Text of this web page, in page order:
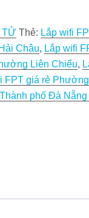
TỬ Thẻ: Lắp wifi
Châu, Lắp wifi
Liên Chiểu,
FPT giá rẻ
Thành phố Đà